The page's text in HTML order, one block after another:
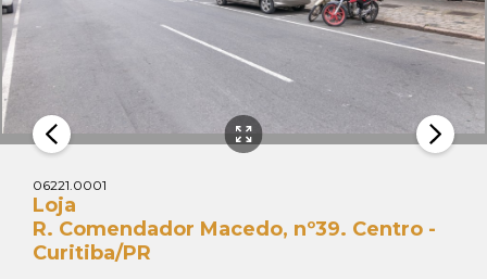
06221.0001
Loja
R. Comendador Macedo, nº39. Centro -
Curitiba/PR